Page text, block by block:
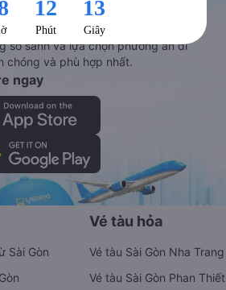
Nam.
tin đầy đủ, minh bạch cùng vô vàn
so sánh và lựa chọn phương án di
chóng và phù hợp nhất.
ngay
Sài Gòn
Vé tàu hỏa
Vé tàu Sài Gòn Nha Trang
Vé tàu Sài Gòn Phan Thiết